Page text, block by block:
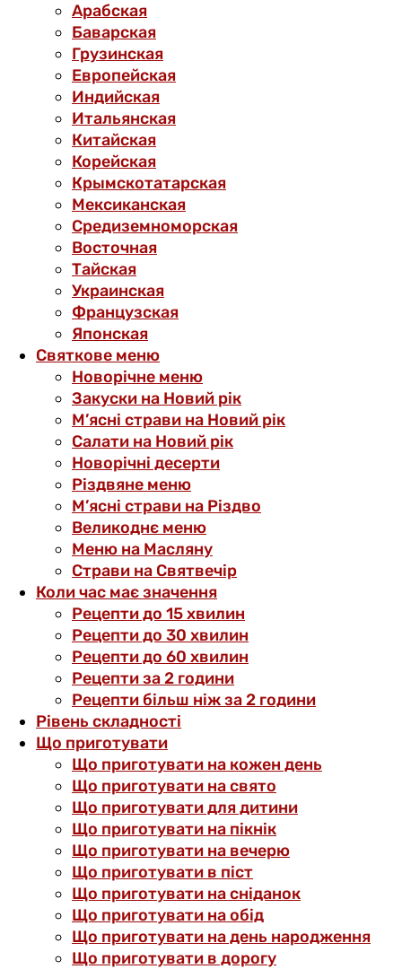
Арабская
Баварская
Грузинская
Европейская
Индийская
Итальянская
Китайская
Корейская
Крымскотатарская
Мексиканская
Средиземноморская
Восточная
Тайская
Украинская
Французская
Японская
Святкове меню
Новорічне меню
Закуски на Новий рік
М’ясні страви на Новий рік
Салати на Новий рік
Новорічні десерти
Різдвяне меню
М’ясні страви на Різдво
Великоднє меню
Меню на Масляну
Страви на Святвечір
Коли час має значення
Рецепти до 15 хвилин
Рецепти до 30 хвилин
Рецепти до 60 хвилин
Рецепти за 2 години
Рецепти більш ніж за 2 години
Рівень складності
Що приготувати
Що приготувати на кожен день
Що приготувати на свято
Що приготувати для дитини
Що приготувати на пікнік
Що приготувати на вечерю
Що приготувати в піст
Що приготувати на сніданок
Що приготувати на обід
Що приготувати на день народження
Що приготувати в дорогу